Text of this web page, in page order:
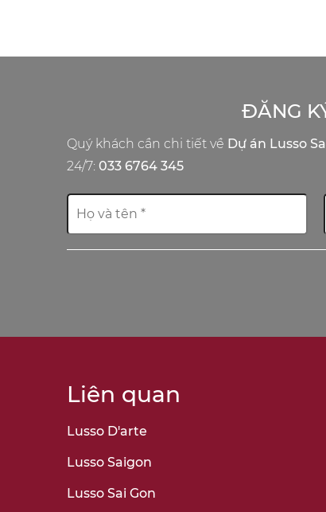
ĐĂNG
Quý khách cần chi tiết về Dự án Lusso
24/7: 033 6764 345
Liên quan
Lusso D'arte
Lusso Saigon
Lusso Sai Gon